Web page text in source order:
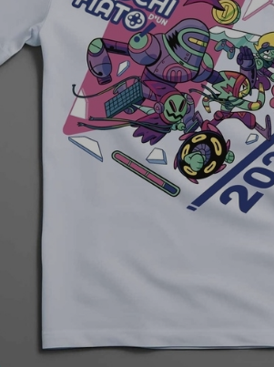
Report
Newsletter
FacebookInstagramTwitter